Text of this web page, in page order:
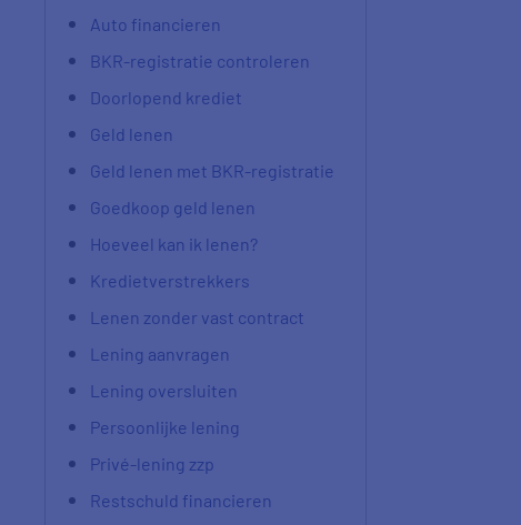
Auto financieren
BKR-registratie controleren
Doorlopend krediet
Geld lenen
Geld lenen met BKR-registratie
Goedkoop geld lenen
Hoeveel kan ik lenen?
Kredietverstrekkers
Lenen zonder vast contract
Lening aanvragen
Lening oversluiten
Persoonlijke lening
Privé-lening zzp
Restschuld financieren